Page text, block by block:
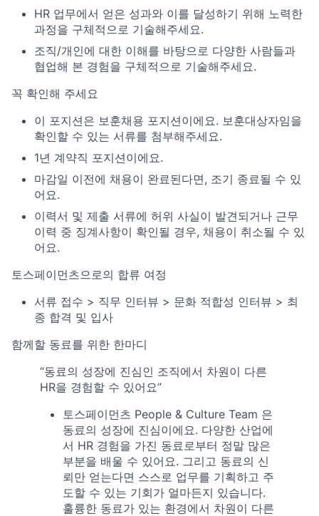
HR 업무에서 얻은 성과와 이를 달성하기 위해 노력한
과정을 구체적으로 기술해주세요.
조직/개인에 대한 이해를 바탕으로 다양한 사람들과
협업해 본 경험을 구체적으로 기술해주세요.
꼭 확인해 주세요
이 포지션은 보훈채용 포지션이에요. 보훈대상자임을
확인할 수 있는 서류를 첨부해주세요.
1년 계약직 포지션이에요.
마감일 이전에 채용이 완료된다면, 조기 종료될 수 있
어요.
이력서 및 제출 서류에 허위 사실이 발견되거나 근무
이력 중 징계사항이 확인될 경우, 채용이 취소될 수 있
어요.
토스페이먼츠으로의 합류 여정
서류 접수 > 직무 인터뷰 > 문화 적합성 인터뷰 > 최
종 합격 및 입사
함께할 동료를 위한 한마디
“동료의 성장에 진심인 조직에서 차원이 다른
HR을 경험할 수 있어요”
토스페이먼츠 People & Culture Team 은
동료의 성장에 진심이에요. 다양한 산업에
서 HR 경험을 가진 동료로부터 정말 많은
부분을 배울 수 있어요. 그리고 동료의 신
뢰만 얻는다면 스스로 업무를 기획하고 주
도할 수 있는 기회가 얼마든지 있습니다.
훌륭한 동료가 있는 환경에서 차원이 다른